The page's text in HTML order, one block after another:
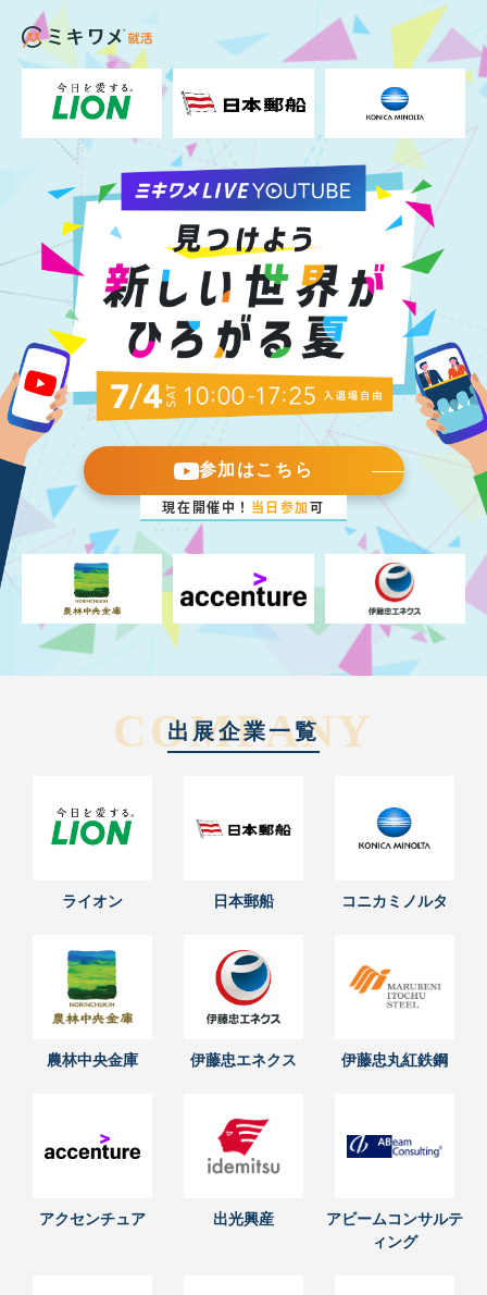
参加はこちら
現在開催中！ 当日参加可
出展企業一覧
COMPANY
ライオン 日本郵船 コニカミノルタ
農林中央金庫 伊藤忠エネクス 伊藤忠丸紅鉄鋼
アクセンチュア 出光興産
アビームコンサルテ
ィング